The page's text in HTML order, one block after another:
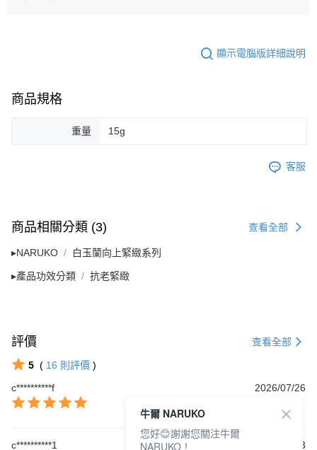
顯示電腦版詳細說明
商品規格
重量 15g
客服
商品相關分類 (3) 查看全部
▸NARUKO 白玉蘭向上緊緻系列
▸產品功效分類 抗老緊緻
評價 查看全部
5 ( 16 則評價 )
c**********f
2026/07/26
c**********1 2025/09/13
牛爾 NARUKO
您好😊謝謝您關注牛爾
NARUKO！